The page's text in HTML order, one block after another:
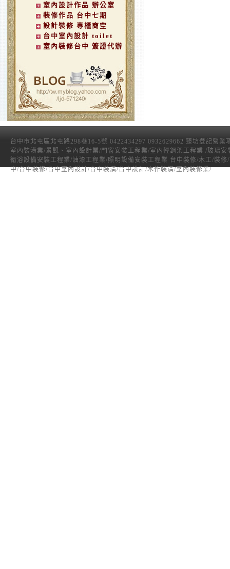
室內設計作品 辦公室
裝修作品 台中七期
設計裝修 專櫃商空
台中室內設計 toilet
室內裝修台中 簽證代辦
台中市北屯區北屯路298巷16-5號 0422434297 0932629662 臻坊登記營業
室內裝潢業/景觀、室內設計業/門窗安裝工程業/室內輕鋼架工程業 /玻璃安
衛浴設備安裝工程業/油漆工程業/照明設備安裝工程業 台中裝修/木工/裝修
中/台中裝修/台中室內設計/台中裝潢/台中設計/木作裝潢/室內裝修業/